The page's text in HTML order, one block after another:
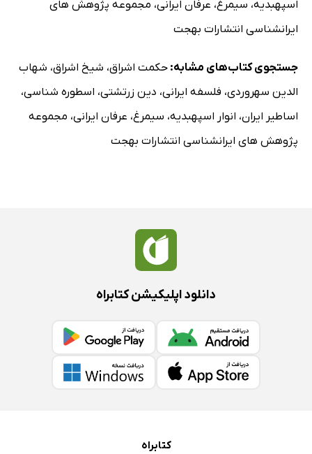
منطقة البروج اوستایی
ستاره‌شناسی و احکام نجومی در ایران باستان
شاهان و پهلوانان حماسی در بیان و تمثیل اساطیر عرفانی
کیومرث ملک الطین
ملک آفریدون خداوند نیرنگ افسون و کلام درمان بخش و سحر
آمیز
سیمرغ و درخت اسطوره‌ای همه تخم در متون اوستایی - پهلوی
سیمرغ در قلمرو حکمت اشراق
بنیادهای آگاهی سهروردی
حال رستم و اسفندیار کوه قاف
زال و سیمرغ
پی‌نوشت‌های متن
اسپهبدیه، سیمرغ، عرفان ایرانی، مجموعه پژوهش های
ایرانشناسی انتشارات بهجت
جستجوی کتاب‌های مشابه: حکمت اشراق، شیخ اشراق، شهاب
الدین سهروردی، فلسفه ایرانی، دین زرتشتی، اسطوره شناسی،
اساطیر ایران، انوار اسپهبدیه، سیمرغ، عرفان ایرانی، مجموعه
پژوهش های ایرانشناسی انتشارات بهجت
دانلود اپلیکیشن کتابراه
کتابراه